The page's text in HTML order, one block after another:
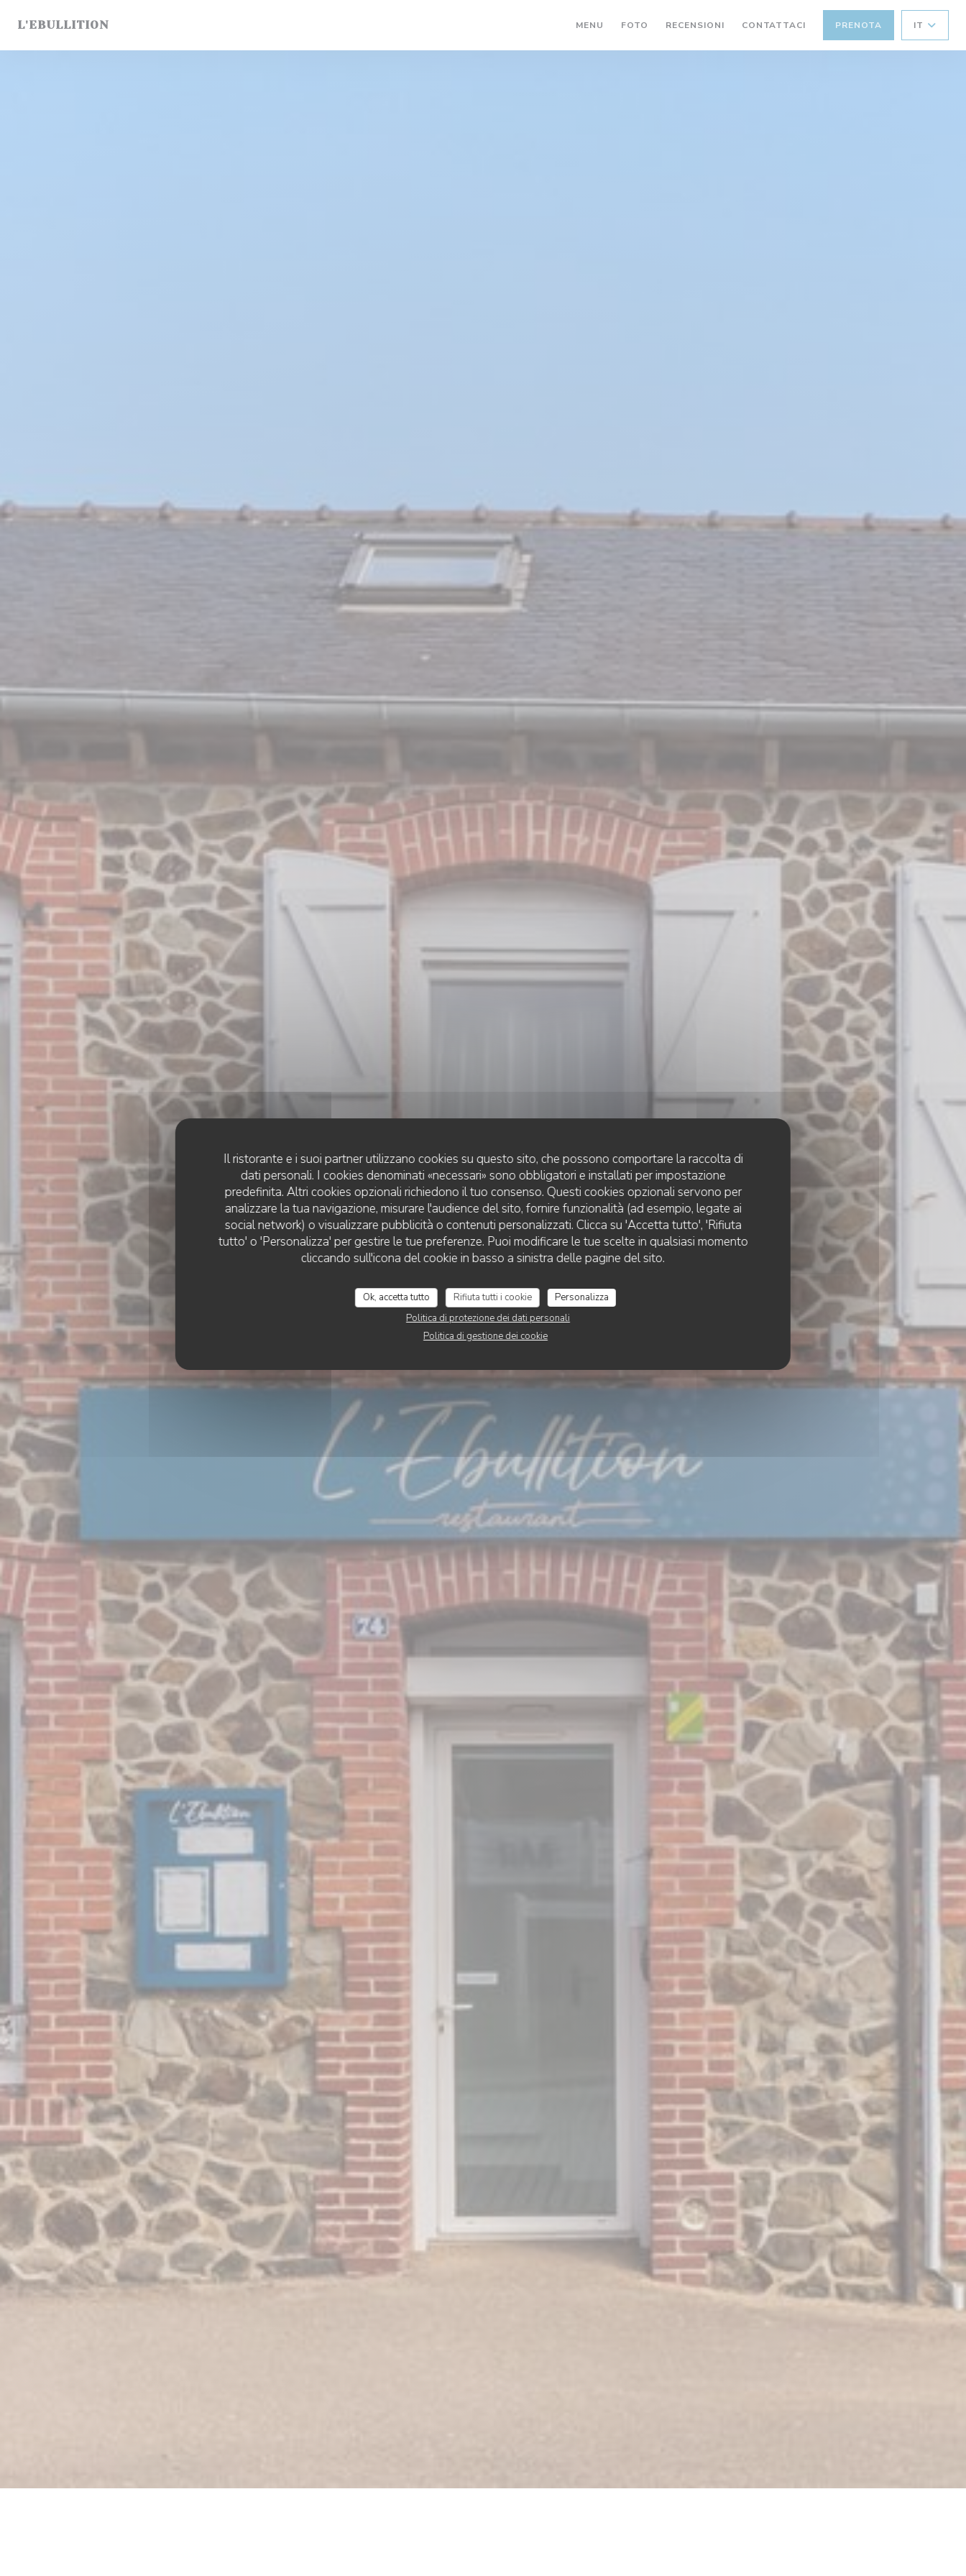
Il ristorante e i suoi partner utilizzano cookies su questo sito, che possono comportare la raccolta di
dati personali. I cookies denominati «necessari» sono obbligatori e installati per impostazione
predefinita. Altri cookies opzionali richiedono il tuo consenso. Questi cookies opzionali servono per
analizzare la tua navigazione, misurare l'audience del sito, fornire funzionalità (ad esempio, legate ai
social network) o visualizzare pubblicità o contenuti personalizzati. Clicca su 'Accetta tutto', 'Rifiuta
tutto' o 'Personalizza' per gestire le tue preferenze. Puoi modificare le tue scelte in qualsiasi momento
cliccando sull'icona del cookie in basso a sinistra delle pagine del sito.
Ok, accetta tutto Rifiuta tutti i cookie
Personalizza
Politica di protezione dei dati personali
Politica di gestione dei cookie
L'EBULLITION MENU FOTO RECENSIONI CONTATTACI PRENOTA IT
RISTORANTE BISTRONOMIQUE• PLÉRIN
L'EBULLITION
PRENOTA
L'EBULLITION